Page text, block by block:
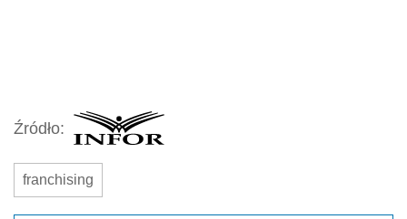
Źródło:
franchising